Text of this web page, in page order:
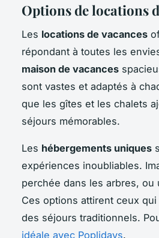
Options de locations
Les locations de vacances
répondant à toutes les
maison de vacances
sont vastes et adaptés à
que les gîtes et les chalets
séjours mémorables.
Les hébergements uniques
expériences inoubliables.
perchée dans les arbres, ou
Ces options attirent ceux
des séjours traditionnels.
idéale avec Poplidays.